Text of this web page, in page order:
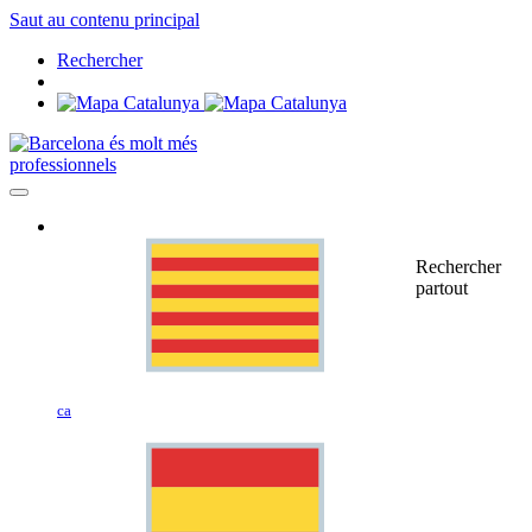
Saut au contenu principal
Rechercher
professionnels
ca
Rechercher
partout